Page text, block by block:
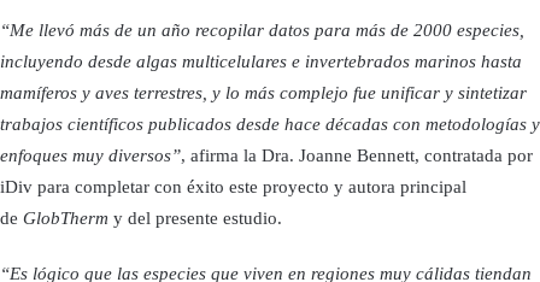
“Me llevó más de un año recopilar datos para más de 2000 especies,
incluyendo desde algas multicelulares e invertebrados marinos hasta
mamíferos y aves terrestres, y lo más complejo fue unificar y sintetizar
trabajos científicos publicados desde hace décadas con metodologías y
enfoques muy diversos”, afirma la Dra. Joanne Bennett, contratada por
iDiv para completar con éxito este proyecto y autora principal
de GlobTherm y del presente estudio.
“Es lógico que las especies que viven en regiones muy cálidas tiendan